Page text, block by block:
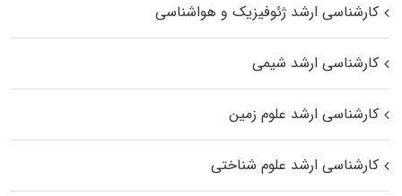
کارشناسی ارشد ژئوفیزیک و هواشناسی
کارشناسی ارشد شیمی
کارشناسی ارشد علوم زمین
کارشناسی ارشد علوم شناختی